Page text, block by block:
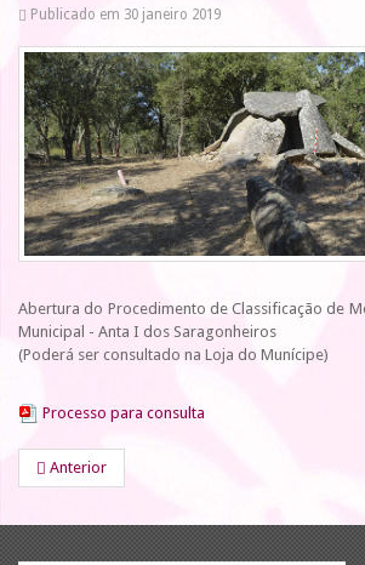
Publicado em 30 janeiro 2019
Abertura do Procedimento de Classificação de
Municipal - Anta I dos Saragonheiros
(Poderá ser consultado na Loja do Munícipe)
Processo para consulta
Anterior